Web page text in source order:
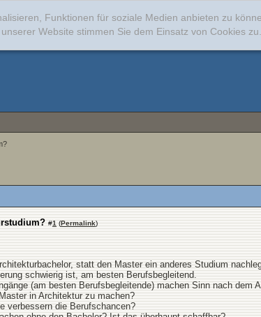
Funktionen für soziale Medien anbieten zu
Website stimmen Sie dem Einsatz von Cookies zu.
#1 (Permalink)
statt den Master ein anderes Studium
schwierig ist, am besten Berufsbegleitend.
(am besten Berufsbegleitende) machen Sinn nach dem
in Architektur zu machen?
verbessern die Berufschancen?